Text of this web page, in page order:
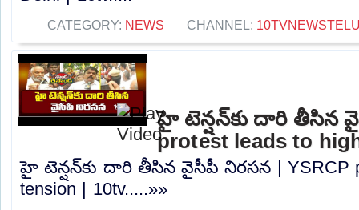
CATEGORY: NEWS CHANNEL:
హై టెన్షన్‌కు దారి తీసిన
protest leads to
హై టెన్షన్‌కు దారి తీసిన వైసీపీ నిరసన | YSRCP
tension | 10tv.....»»